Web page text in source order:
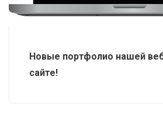
Новые портфолио нашей
сайте!